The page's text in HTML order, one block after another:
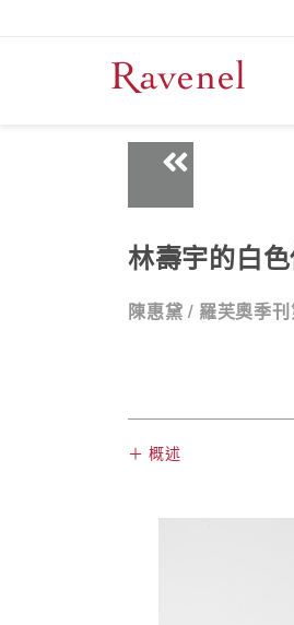
林壽宇的白
陳惠黛 / 羅芙奧季
＋ 概述